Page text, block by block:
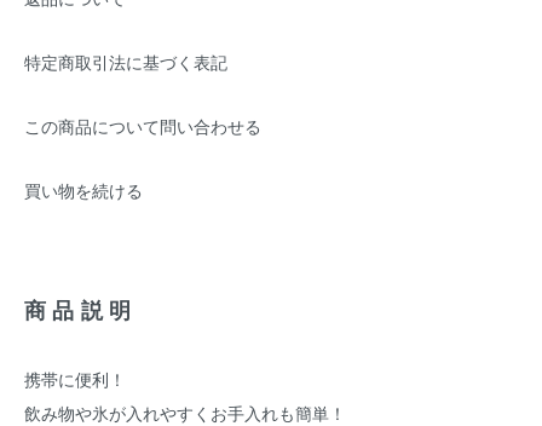
特定商取引法に基づく表記
この商品について問い合わせる
買い物を続ける
商品説明
携帯に便利！
飲み物や氷が入れやすくお手入れも簡単！